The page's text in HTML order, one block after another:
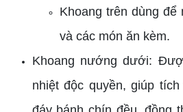
Khoang trên dùng
và các món ăn kèm.
Khoang nướng dưới:
nhiệt độc quyền, giúp